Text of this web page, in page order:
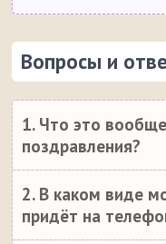
Вопросы и
1. Что это
поздравления?
2. В каком виде
придёт на